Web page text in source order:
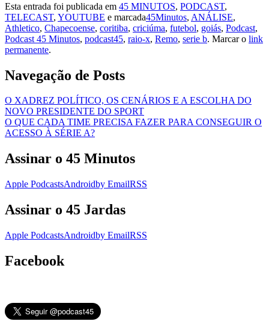
Esta entrada foi publicada em 45 MINUTOS, PODCAST,
TELECAST, YOUTUBE e marcada45Minutos, ANÁLISE,
Athletico, Chapecoense, coritiba, criciúma, futebol, goiás, Podcast,
Podcast 45 Minutos, podcast45, raio-x, Remo, serie b. Marcar o link
permanente.
Navegação de Posts
O XADREZ POLÍTICO, OS CENÁRIOS E A ESCOLHA DO
NOVO PRESIDENTE DO SPORT
O QUE CADA TIME PRECISA FAZER PARA CONSEGUIR O
ACESSO À SÉRIE A?
Assinar o 45 Minutos
Apple PodcastsAndroidby EmailRSS
Assinar o 45 Jardas
Apple PodcastsAndroidby EmailRSS
Facebook